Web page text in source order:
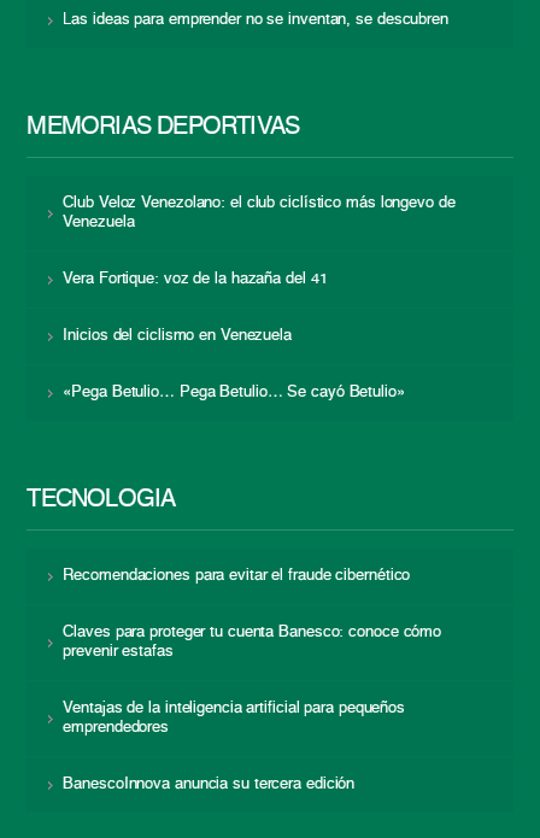
Las ideas para emprender no se inventan, se descubren
MEMORIAS DEPORTIVAS
Club Veloz Venezolano: el club ciclístico más longevo de
Venezuela
Vera Fortique: voz de la hazaña del 41
Inicios del ciclismo en Venezuela
«Pega Betulio… Pega Betulio… Se cayó Betulio»
TECNOLOGÍA
Recomendaciones para evitar el fraude cibernético
Claves para proteger tu cuenta Banesco: conoce cómo
prevenir estafas
Ventajas de la inteligencia artificial para pequeños
emprendedores
BanescoInnova anuncia su tercera edición